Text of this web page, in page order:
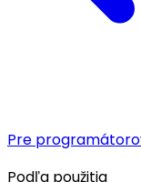
Pre
Podľa použitia